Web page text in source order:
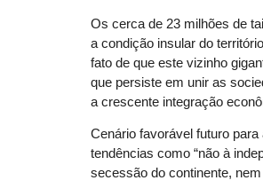
Os cerca de 23 milhões de
a condição insular do
fato de que este vizinho
que persiste em unir as
a crescente integração
Cenário favorável futuro
tendências como “não à
secessão do continente,